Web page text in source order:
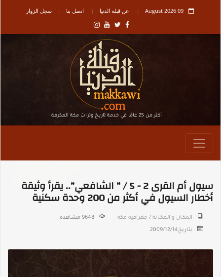
09 August 2026 عن قبلة الدنيا اتصل بنا سجل الزوار
أكثر من 25 عامًا في خدمة تاريـخ وتراث مكة المكرمة
سيول أم القرى 2 - 5 / “ الشافعي”.. يقرأ وثيقة
أخطار السيول في أكثر من 200 وحدة سكنية
المكـان و المكــانة / جغرافية مكة 9648 مشاهدة
بتاريخ2009/12/14